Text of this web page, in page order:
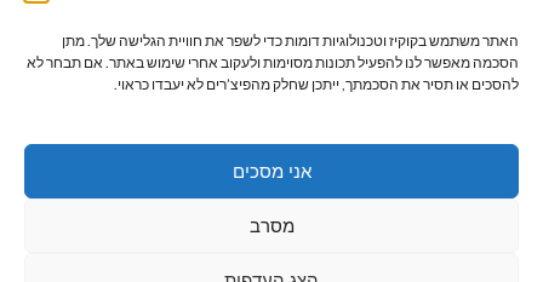
האתר משתמש בקוקיז וטכנולוגיות דומות כדי לשפר את חוויית הגלישה שלך. מתן
הסכמה מאפשר לנו להפעיל תכונות מסוימות ולעקוב אחרי שימוש באתר. אם תבחר לא
להסכים או תסיר את הסכמתך, ייתכן שחלק מהפיצ’רים לא יעבדו כראוי.
אני מסכים
מסרב